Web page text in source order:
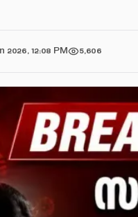
2026, 12:08 PM 5,606